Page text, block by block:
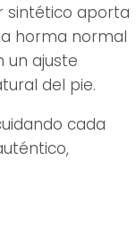
sintético aporta
horma normal
un ajuste
del pie.
cada